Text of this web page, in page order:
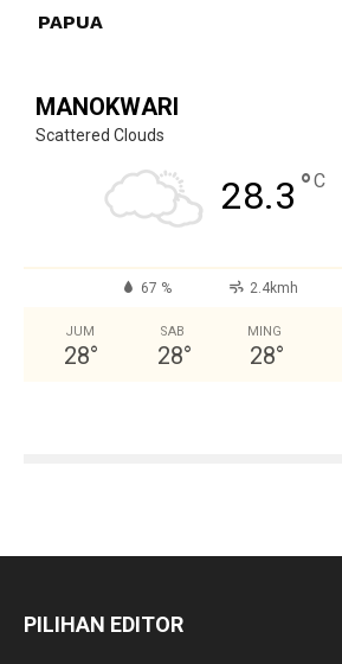
PAPUA
MANOKWARI
Scattered Clouds
28.3 °C
67 % 2.4kmh
JUM
28°
SAB
28°
MING
28°
PILIHAN EDITOR